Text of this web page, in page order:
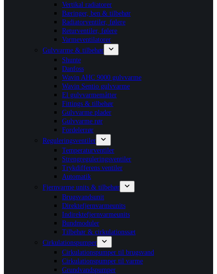
Vertikal radiatorer
Bæringer, ben & tilbehør
Radiatorventiler, følere
Returventiler, følere
Varmeventilatorer
Gulvvarme & tilbehør
Shunte
Danfoss
Wavin AHC 9000 gulvvarme
Wavin Sentio gulvvarme
El gulvvarmemåtter
Fittings & tilbehør
Gulvvarme plader
Gulvvarme rør
Fordelerrør
Reguleringsventiler
Temperaturventiler
Strengreguleringsventiler
Trykdifferens ventiler
Automatik
Fjernvarme units & tilbehør
Brugsvandsunit
Direktefjernvarmeunits
Indirektefjernvarmeunits
Bundmoduler
Tilbehør & cirkulationssæt
Cirkulationspumper
Cirkulationspumper til brugsvand
Cirkulationspumper til varme
Grundvandspumper